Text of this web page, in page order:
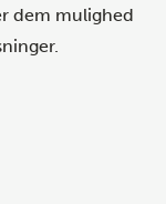
dem mulighed